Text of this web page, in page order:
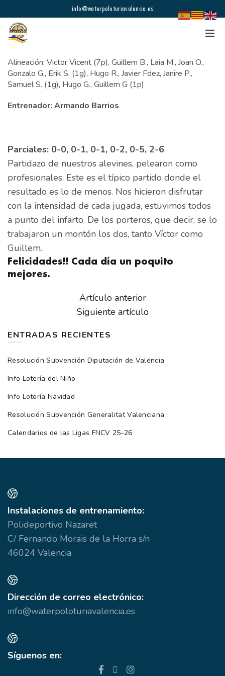
info@waterpoloturiavalencia.es
Alineación: Victor Vicent (7p), Guillem B., Laia M., Joan O.,
Gonzalo G., Erik S. (1g), Hugo R., Javier Fdez, Janire P.,
Samuel S. (1g), Hugo G., Guillem G (1p)
Entrenador: Armando Barrios
Parciales: 0-0, 0-1, 0-1, 0-2, 0-5, 2-6
Partidazo de nuestros alevines, pelearon como
profesionales. Este es el típico partido donde el
resultado es lo de menos. Nos hicieron disfrutar
con la intensidad de cada jugada, estuvimos todos
a punto del infarto. De los porteros, que decir, se lo
trabajaron un montón los dos, tanto Víctor como
Guillem.
Felicidades!! Cada día un poquito
mejores.
Artículo anterior
Siguiente artículo
ENTRADAS RECIENTES
Resolución Subvención Diputación de Valencia
Info Lotería del Niño
Info Lotería Navidad
Resolución Subvención Generalitat Valenciana
Calendarios de las Ligas FNCV 25-26
Instalaciones de entrenamiento:
Polideportivo Nazaret
C/ Fernando Morais de la Horra s/n
46024 Valencia
Dirección de correo electrónico:
info@waterpoloturiavalencia.es
Síguenos en: